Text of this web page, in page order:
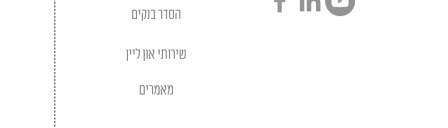
הסדר בנקים
שירותי און ליין
מאמרים